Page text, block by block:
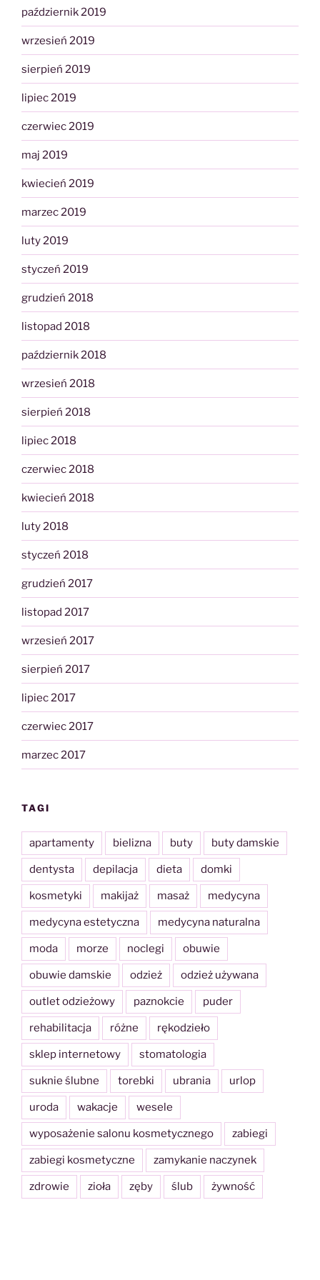
październik 2019
wrzesień 2019
sierpień 2019
lipiec 2019
czerwiec 2019
maj 2019
kwiecień 2019
marzec 2019
luty 2019
styczeń 2019
grudzień 2018
listopad 2018
październik 2018
wrzesień 2018
sierpień 2018
lipiec 2018
czerwiec 2018
kwiecień 2018
luty 2018
styczeń 2018
grudzień 2017
listopad 2017
wrzesień 2017
sierpień 2017
lipiec 2017
czerwiec 2017
marzec 2017
TAGI
apartamenty bielizna buty buty damskie
dentysta depilacja dieta domki
kosmetyki makijaż masaż medycyna
medycyna estetyczna medycyna naturalna
moda morze noclegi obuwie
obuwie damskie odzież odzież używana
outlet odzieżowy paznokcie puder
rehabilitacja różne rękodzieło
sklep internetowy stomatologia
suknie ślubne torebki ubrania urlop
uroda wakacje wesele
wyposażenie salonu kosmetycznego zabiegi
zabiegi kosmetyczne zamykanie naczynek
zdrowie zioła zęby ślub żywność